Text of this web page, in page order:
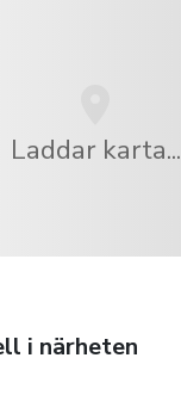
Laddar karta...
i närheten